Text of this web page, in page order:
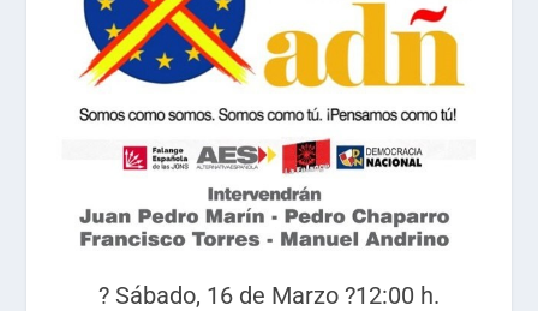
? Sábado, 16 de Marzo ?12:00 h.